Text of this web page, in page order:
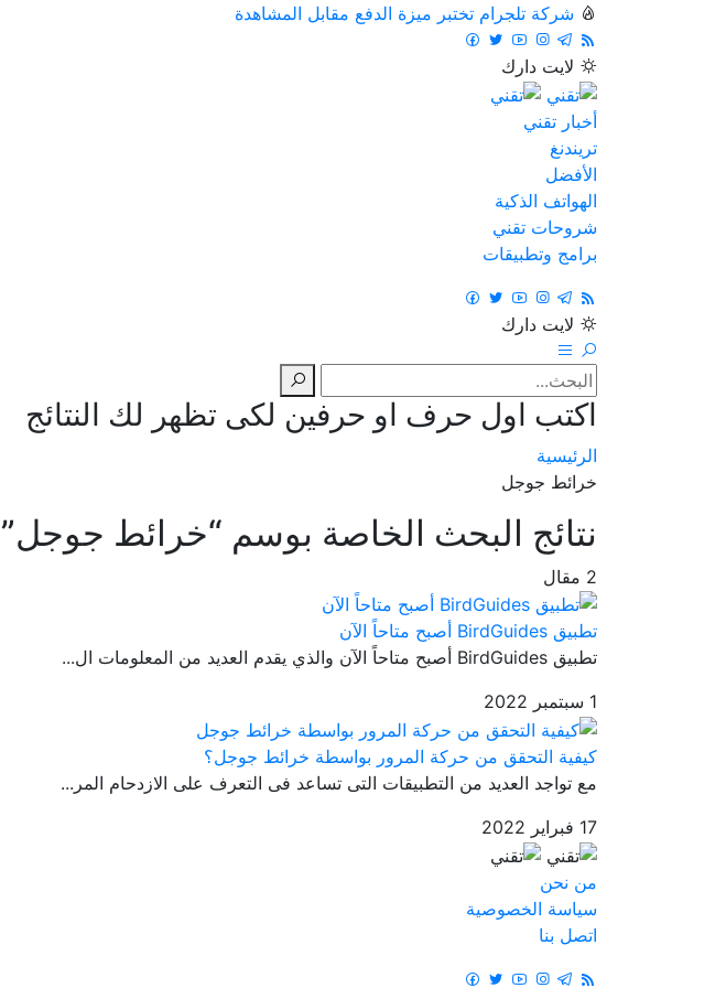
شركة تلجرام تختبر ميزة الدفع مقابل المشاهدة
لايت دارك
أخبار تقني
تريندنغ
الأفضل
الهواتف الذكية
شروحات تقني
برامج وتطبيقات
لايت دارك
اكتب اول حرف او حرفين لكى تظهر لك النتائج
الرئيسية
خرائط جوجل
نتائج البحث الخاصة بوسم “خرائط جوجل”
2 مقال
تطبيق BirdGuides أصبح متاحاً الآن
تطبيق BirdGuides أصبح متاحاً الآن والذي يقدم العديد من المعلومات ال...
1 سبتمبر 2022
كيفية التحقق من حركة المرور بواسطة خرائط جوجل؟
مع تواجد العديد من التطبيقات التى تساعد فى التعرف على الازدحام المر...
17 فبراير 2022
من نحن
سياسة الخصوصية
اتصل بنا